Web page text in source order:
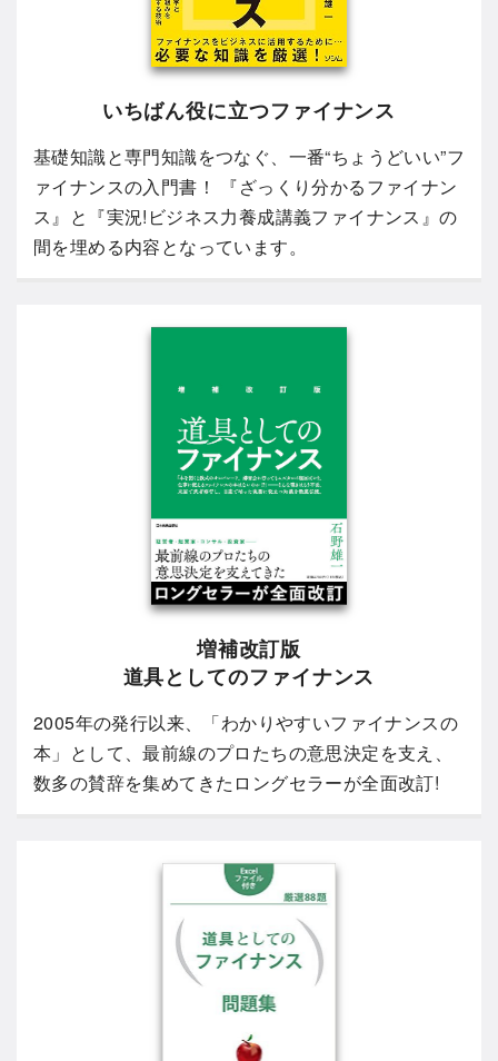
いちばん役に立つファイナンス
基礎知識と専門知識をつなぐ、一番“ちょうどいい”フ
ァイナンスの入門書！ 『ざっくり分かるファイナン
ス』と『実況!ビジネス力養成講義ファイナンス』の
間を埋める内容となっています。
増補改訂版
道具としてのファイナンス
2005年の発行以来、「わかりやすいファイナンスの
本」として、最前線のプロたちの意思決定を支え、
数多の賛辞を集めてきたロングセラーが全面改訂!